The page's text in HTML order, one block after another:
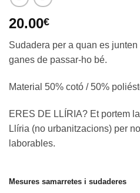
20.00€
Sudadera per a quan es
ganes de passar-ho bé.
Material 50% cotó / 50%
ERES DE LLÍRIA? Et portem
Llíria (no urbanitzacions) per
laborables.
Mesures samarretes i sudaderes